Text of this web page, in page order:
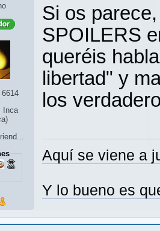
Inca
Si os
SPOILERS
queréis
libertad" y
los
Aquí se viene a
Y lo bueno es